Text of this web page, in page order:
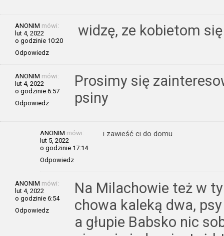
ANONIM mówi:
lut 4, 2022
o godzinie 10:20
Odpowiedz
widzę, ze kobietom
ANONIM mówi:
lut 4, 2022
o godzinie 6:57
Odpowiedz
Prosimy się
psiny
ANONIM mówi:
lut 5, 2022
o godzinie 17:14
Odpowiedz
i zawieść ci do domu
ANONIM mówi:
lut 4, 2022
o godzinie 6:54
Odpowiedz
Na Milachowie też w
chowa kaleką dwa,
a głupie Babsko nic